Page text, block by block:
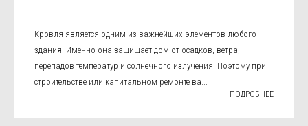
Кровля является одним из важнейших элементов любого
здания. Именно она защищает дом от осадков, ветра,
перепадов температур и солнечного излучения. Поэтому при
строительстве или капитальном ремонте ва...
ПОДРОБНЕЕ